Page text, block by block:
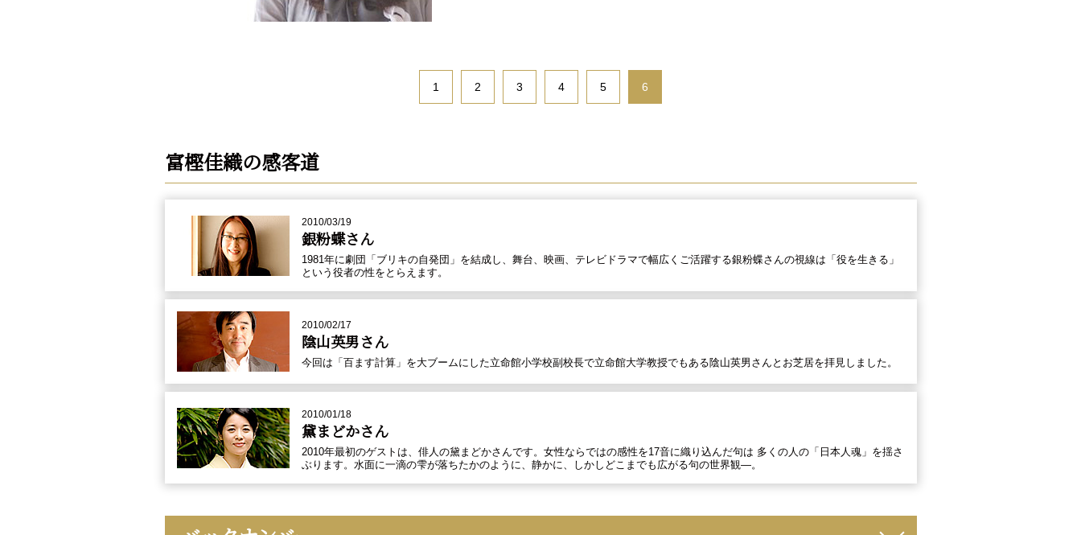
1 2 3 4 5 6
富樫佳織の感客道
2010/03/19
銀粉蝶さん
1981年に劇団「ブリキの自発団」を結成し、舞台、映画、テレビドラマで幅広くご活躍する銀粉蝶さんの視線は「役を生きる」
という役者の性をとらえます。
2010/02/17
陰山英男さん
今回は「百ます計算」を大ブームにした立命館小学校副校長で立命館大学教授でもある陰山英男さんとお芝居を拝見しました。
2010/01/18
黛まどかさん
2010年最初のゲストは、俳人の黛まどかさんです。女性ならではの感性を17音に織り込んだ句は 多くの人の「日本人魂」を揺さ
ぶります。水面に一滴の雫が落ちたかのように、静かに、しかしどこまでも広がる句の世界観―。